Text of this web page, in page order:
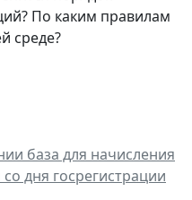
По каким правилам
среде?
база для начисления
дня госрегистрации